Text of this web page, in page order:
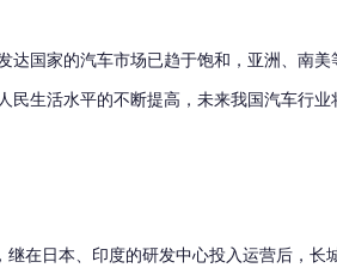
国家的汽车市场已趋于饱和，亚洲、南美
生活水平的不断提高，未来我国汽车行业
在日本、印度的研发中心投入运营后，长